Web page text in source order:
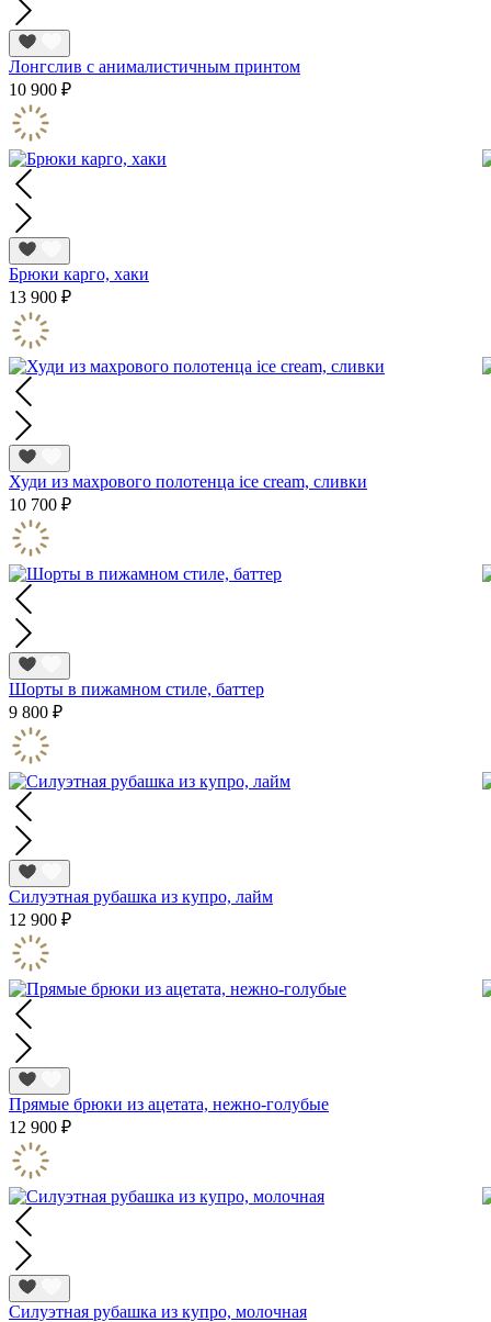
Лонгслив с анималистичным принтом
10 900 ₽
Брюки карго, хаки
13 900 ₽
Худи из махрового полотенца ice cream, сливки
10 700 ₽
Шорты в пижамном стиле, баттер
9 800 ₽
Силуэтная рубашка из купро, лайм
12 900 ₽
Прямые брюки из ацетата, нежно-голубые
12 900 ₽
Силуэтная рубашка из купро, молочная